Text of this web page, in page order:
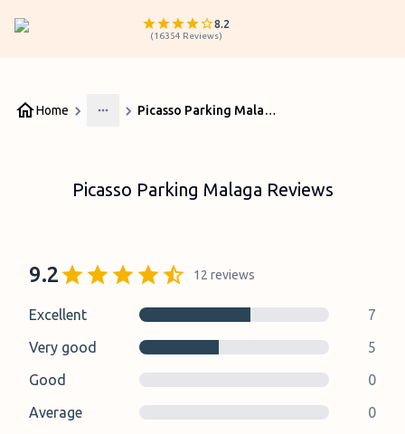
8.2
(16354 Reviews)
Home
More
Picasso Parking Malaga Reviews
Picasso Parking Malaga Reviews
9.2 12 reviews
Excellent
7
Very good
5
Good
0
Average
0